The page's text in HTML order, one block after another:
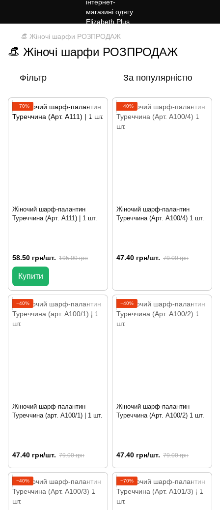
👒 Жіночі шарфи РОЗПРОДАЖ
👒 Жіночі шарфи РОЗПРОДАЖ
Фільтр За популярністю
−70%
Жіночий шарф-палантин
Туреччина (Арт. A111) | 1 шт.
58.50 грн/шт. 195.00 грн
Купити
−40%
Жіночий шарф-палантин
Туреччина (Арт. A100/4) 1 шт.
47.40 грн/шт. 79.00 грн
−40%
Жіночий шарф-палантин
Туреччина (арт. A100/1) | 1 шт.
47.40 грн/шт. 79.00 грн
−40%
Жіночий шарф-палантин
Туреччина (Арт. A100/2) 1 шт.
47.40 грн/шт. 79.00 грн
−40% −70%